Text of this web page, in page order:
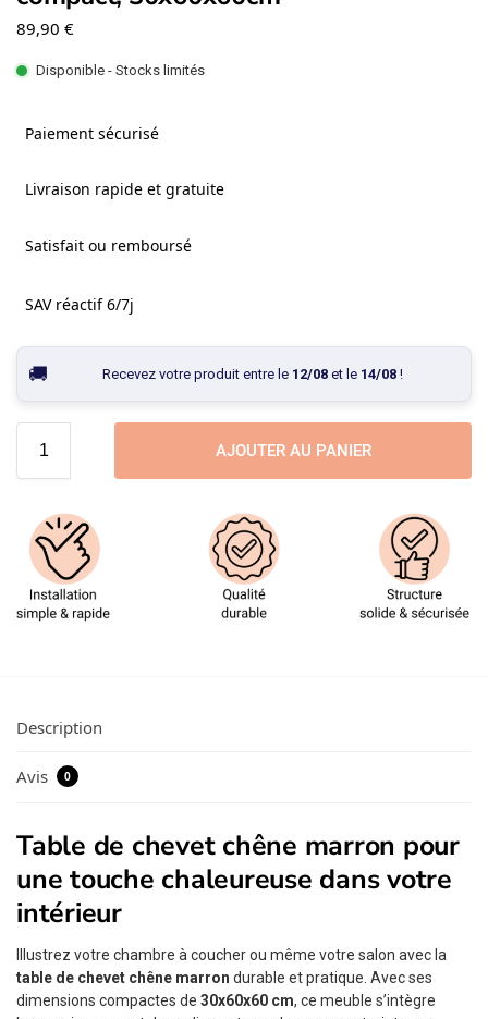
89,90 €
Disponible - Stocks limités
Paiement sécurisé
Livraison rapide et gratuite
Satisfait ou remboursé
SAV réactif 6/7j
Recevez votre produit entre le 12/08et le 14/08!
AJOUTER AU PANIER
Description
Avis 0
Table de chevet chêne marron pour
une touche chaleureuse dans votre
intérieur
Illustrez votre chambre à coucher ou même votre salon avec la
table de chevet chêne marron durable et pratique. Avec ses
dimensions compactes de 30x60x60 cm, ce meuble s’intègre